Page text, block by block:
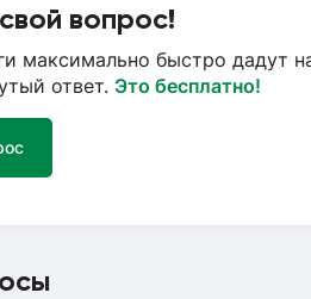
вопрос!
максимально быстро дадут
ответ. Это бесплатно!